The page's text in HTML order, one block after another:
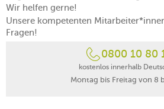
von Hand reinigen
made in Germany
Wir helfen gerne!
Unsere kompetenten
Fragen!
0800 10 80
kostenlos innerhalb
Montag bis Freitag von 8